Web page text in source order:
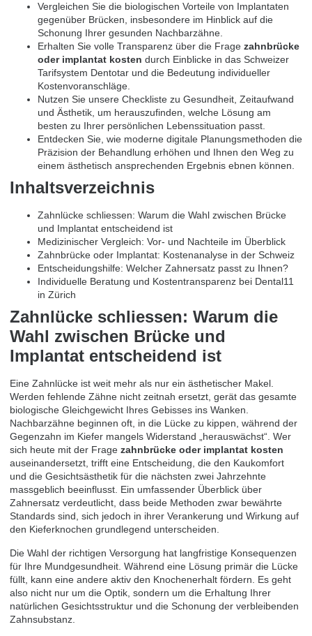
Vergleichen Sie die biologischen Vorteile von Implantaten
gegenüber Brücken, insbesondere im Hinblick auf die
Schonung Ihrer gesunden Nachbarzähne.
Erhalten Sie volle Transparenz über die Frage zahnbrücke
oder implantat kosten durch Einblicke in das Schweizer
Tarifsystem Dentotar und die Bedeutung individueller
Kostenvoranschläge.
Nutzen Sie unsere Checkliste zu Gesundheit, Zeitaufwand
und Ästhetik, um herauszufinden, welche Lösung am
besten zu Ihrer persönlichen Lebenssituation passt.
Entdecken Sie, wie moderne digitale Planungsmethoden die
Präzision der Behandlung erhöhen und Ihnen den Weg zu
einem ästhetisch ansprechenden Ergebnis ebnen können.
Inhaltsverzeichnis
Zahnlücke schliessen: Warum die Wahl zwischen Brücke
und Implantat entscheidend ist
Medizinischer Vergleich: Vor- und Nachteile im Überblick
Zahnbrücke oder Implantat: Kostenanalyse in der Schweiz
Entscheidungshilfe: Welcher Zahnersatz passt zu Ihnen?
Individuelle Beratung und Kostentransparenz bei Dental11
in Zürich
Zahnlücke schliessen: Warum die
Wahl zwischen Brücke und
Implantat entscheidend ist
Eine Zahnlücke ist weit mehr als nur ein ästhetischer Makel.
Werden fehlende Zähne nicht zeitnah ersetzt, gerät das gesamte
biologische Gleichgewicht Ihres Gebisses ins Wanken.
Nachbarzähne beginnen oft, in die Lücke zu kippen, während der
Gegenzahn im Kiefer mangels Widerstand „herauswächst“. Wer
sich heute mit der Frage zahnbrücke oder implantat kosten
auseinandersetzt, trifft eine Entscheidung, die den Kaukomfort
und die Gesichtsästhetik für die nächsten zwei Jahrzehnte
massgeblich beeinflusst. Ein umfassender Überblick über
Zahnersatz verdeutlicht, dass beide Methoden zwar bewährte
Standards sind, sich jedoch in ihrer Verankerung und Wirkung auf
den Kieferknochen grundlegend unterscheiden.
Die Wahl der richtigen Versorgung hat langfristige Konsequenzen
für Ihre Mundgesundheit. Während eine Lösung primär die Lücke
füllt, kann eine andere aktiv den Knochenerhalt fördern. Es geht
also nicht nur um die Optik, sondern um die Erhaltung Ihrer
natürlichen Gesichtsstruktur und die Schonung der verbleibenden
Zahnsubstanz.